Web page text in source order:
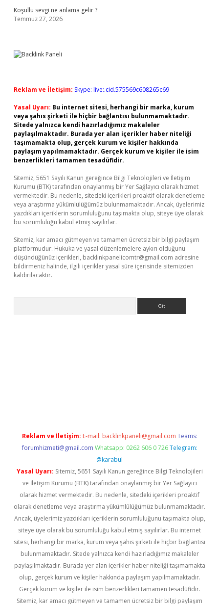
Koşullu sevgi ne anlama gelir ?
Temmuz 27, 2026
Reklam ve İletişim: Skype: live:.cid.575569c608265c69
Yasal Uyarı: Bu internet sitesi, herhangi bir marka, kurum
veya şahıs şirketi ile hiçbir bağlantısı bulunmamaktadır.
Sitede yalnızca kendi hazırladığımız makaleler
paylaşılmaktadır. Burada yer alan içerikler haber niteliği
taşımamakta olup, gerçek kurum ve kişiler hakkında
paylaşım yapılmamaktadır. Gerçek kurum ve kişiler ile isim
benzerlikleri tamamen tesadüfidir.
Sitemiz, 5651 Sayılı Kanun gereğince Bilgi Teknolojileri ve İletişim
Kurumu (BTK) tarafından onaylanmış bir Yer Sağlayıcı olarak hizmet
vermektedir. Bu nedenle, sitedeki içerikleri proaktif olarak denetleme
veya araştırma yükümlülüğümüz bulunmamaktadır. Ancak, üyelerimiz
yazdıkları içeriklerin sorumluluğunu taşımakta olup, siteye üye olarak
bu sorumluluğu kabul etmiş sayılırlar.
Sitemiz, kar amacı gütmeyen ve tamamen ücretsiz bir bilgi paylaşım
platformudur. Hukuka ve yasal düzenlemelere aykırı olduğunu
düşündüğünüz içerikleri, backlinkpanelicomtr@gmail.com adresine
bildirmeniz halinde, ilgili içerikler yasal süre içerisinde sitemizden
kaldırılacaktır.
Reklam ve İletişim: E-mail: backlinkpaneli@gmail.com Teams:
forumhizmeti@gmail.com Whatsapp: 0262 606 0 726 Telegram:
@karabul
Yasal Uyarı: Sitemiz, 5651 Sayılı Kanun gereğince Bilgi Teknolojileri
ve İletişim Kurumu (BTK) tarafından onaylanmış bir Yer Sağlayıcı
olarak hizmet vermektedir. Bu nedenle, sitedeki içerikleri proaktif
olarak denetleme veya araştırma yükümlülüğümüz bulunmamaktadır.
Ancak, üyelerimiz yazdıkları içeriklerin sorumluluğunu taşımakta olup,
siteye üye olarak bu sorumluluğu kabul etmiş sayılırlar. Bu internet
sitesi, herhangi bir marka, kurum veya şahıs şirketi ile hiçbir bağlantısı
bulunmamaktadır. Sitede yalnızca kendi hazırladığımız makaleler
paylaşılmaktadır. Burada yer alan içerikler haber niteliği taşımamakta
olup, gerçek kurum ve kişiler hakkında paylaşım yapılmamaktadır.
Gerçek kurum ve kişiler ile isim benzerlikleri tamamen tesadüfidir.
Sitemiz, kar amacı gütmeyen ve tamamen ücretsiz bir bilgi paylaşım